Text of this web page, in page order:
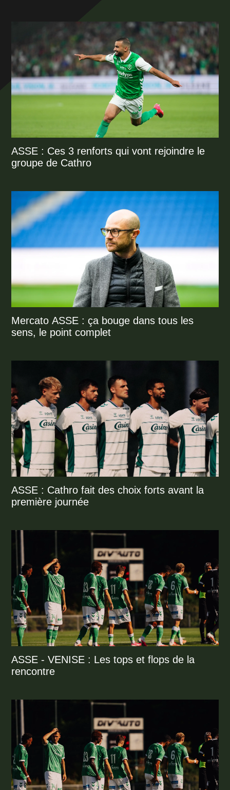
ASSE : Ces 3 renforts qui vont rejoindre le
groupe de Cathro
Mercato ASSE : ça bouge dans tous les
sens, le point complet
ASSE : Cathro fait des choix forts avant la
première journée
ASSE - VENISE : Les tops et flops de la
rencontre